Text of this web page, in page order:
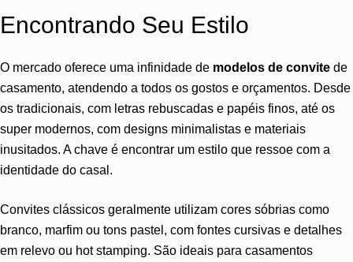
Encontrando Seu Estilo
O mercado oferece uma infinidade de modelos de convite de
casamento, atendendo a todos os gostos e orçamentos. Desde
os tradicionais, com letras rebuscadas e papéis finos, até os
super modernos, com designs minimalistas e materiais
inusitados. A chave é encontrar um estilo que ressoe com a
identidade do casal.
Convites clássicos geralmente utilizam cores sóbrias como
branco, marfim ou tons pastel, com fontes cursivas e detalhes
em relevo ou hot stamping. São ideais para casamentos